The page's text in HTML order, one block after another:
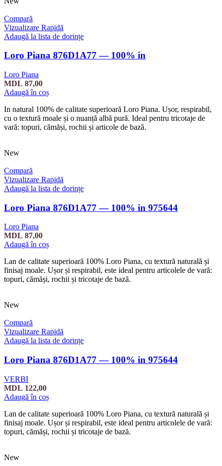
Compară
Vizualizare Rapidă
Adaugă la lista de dorințe
Loro Piana 876D1A77 — 100% in
Loro Piana
MDL 87,00
Adaugă în coș
In natural 100% de calitate superioară Loro Piana. Ușor, respirabil,
cu o textură moale și o nuanță albă pură. Ideal pentru tricotaje de
vară: topuri, cămăși, rochii și articole de bază.
New
Compară
Vizualizare Rapidă
Adaugă la lista de dorințe
Loro Piana 876D1A77 — 100% in 975644
Loro Piana
MDL 87,00
Adaugă în coș
Lan de calitate superioară 100% Loro Piana, cu textură naturală și
finisaj moale. Ușor și respirabil, este ideal pentru articolele de vară:
topuri, cămăși, rochii și tricotaje de bază.
New
Compară
Vizualizare Rapidă
Adaugă la lista de dorințe
Loro Piana 876D1A77 — 100% in 975644
VERBI
MDL 122,00
Adaugă în coș
Lan de calitate superioară 100% Loro Piana, cu textură naturală și
finisaj moale. Ușor și respirabil, este ideal pentru articolele de vară:
topuri, cămăși, rochii și tricotaje de bază.
New